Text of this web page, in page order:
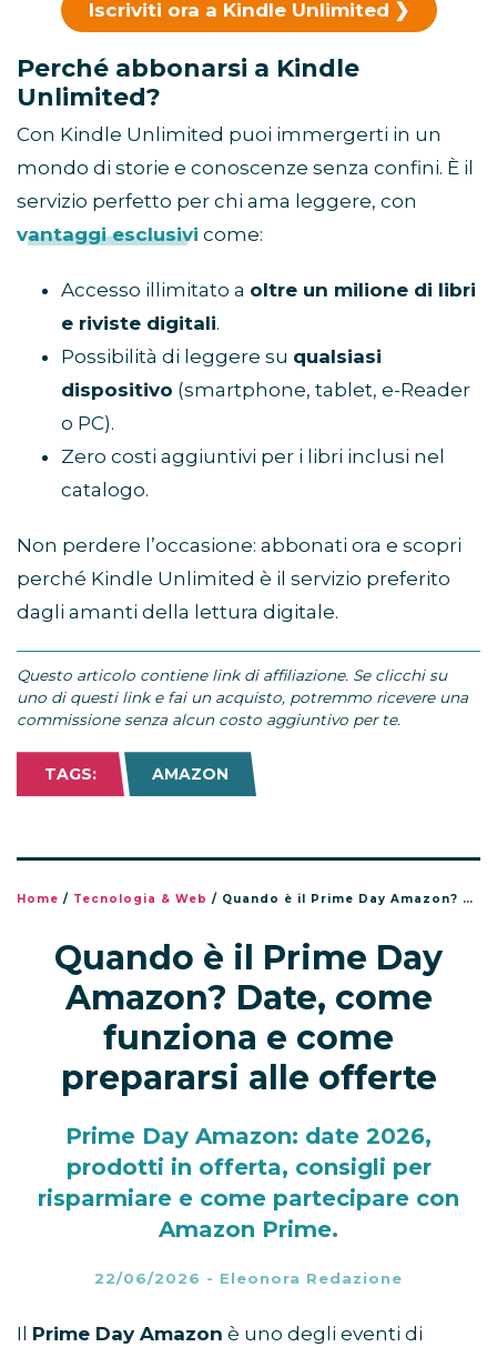
Iscriviti ora a Kindle Unlimited
Perché abbonarsi a Kindle
Unlimited?
Con Kindle Unlimited puoi immergerti in un
mondo di storie e conoscenze senza confini. È il
servizio perfetto per chi ama leggere, con
vantaggi esclusivi come:
Accesso illimitato a oltre un milione di libri
e riviste digitali.
Possibilità di leggere su qualsiasi
dispositivo (smartphone, tablet, e-Reader
o PC).
Zero costi aggiuntivi per i libri inclusi nel
catalogo.
Non perdere l’occasione: abbonati ora e scopri
perché Kindle Unlimited è il servizio preferito
dagli amanti della lettura digitale.
Questo articolo contiene link di affiliazione. Se clicchi su
uno di questi link e fai un acquisto, potremmo ricevere una
commissione senza alcun costo aggiuntivo per te.
TAGS: AMAZON
Home / Tecnologia & Web / Quando è il Prime Day Amazon? Date, come funziona e come prepararsi alle offerte
Quando è il Prime Day
Amazon? Date, come
funziona e come
prepararsi alle offerte
Prime Day Amazon: date 2026,
prodotti in offerta, consigli per
risparmiare e come partecipare con
Amazon Prime.
22/06/2026 - Eleonora Redazione
Il Prime Day Amazon è uno degli eventi di